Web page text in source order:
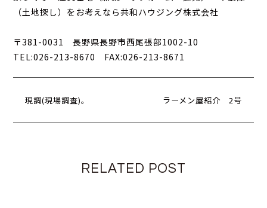
（土地探し）をお考えなら共和ハウジング株式会社
〒381-0031 長野県長野市西尾張部1002-10
TEL:026-213-8670 FAX:026-213-8671
現調(現場調査)。 ラーメン屋紹介 2号
RELATED POST